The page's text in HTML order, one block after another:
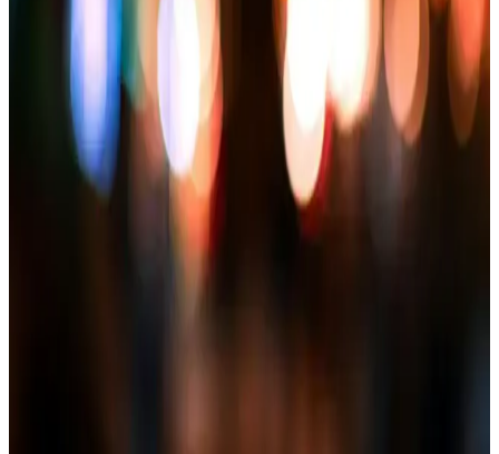
Erkekler İçin Su Geçirmez Montler: Kış ve
Yağmurlu Havalara Uygun Şık ve Fonksiyonel
Seçenekler
Erkekler için su geçirmez montler, hava koşullarına karşı koruma
sağlar, şıklık ve fonksiyonellik sunar. Farklı modeller ve
teknolojilerle, doğru seçim yapmanız için ipuçları içerir.
Kadın Tesettür Uzun Mont Modelleri ve Stil